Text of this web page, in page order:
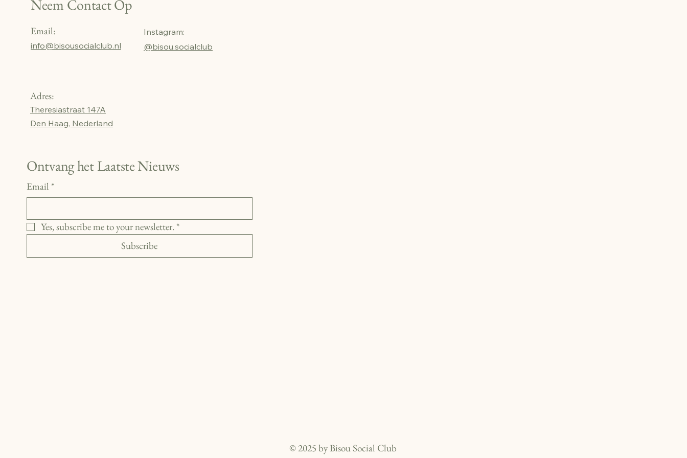
Neem Contact Op
Email:
info@bisousocialclub.nl
Instagram:
@bisou.socialclub
Adres:
Theresiastraat 147A
Den Haag, Nederland
Ontvang het Laatste Nieuws
Email *
Yes, subscribe me to your newsletter. *
Subscribe
SOCIAL
SOCIAL
© 2025 by Bisou Social Club